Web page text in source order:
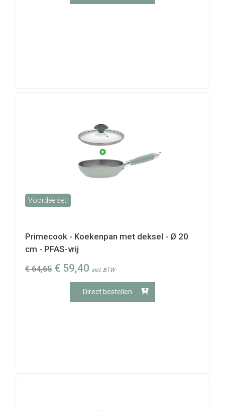
Voordeelset!
Primecook - Koekenpan met deksel - Ø 20
cm - PFAS-vrij
€ 64,65 € 59,40 incl. BTW
Direct bestellen